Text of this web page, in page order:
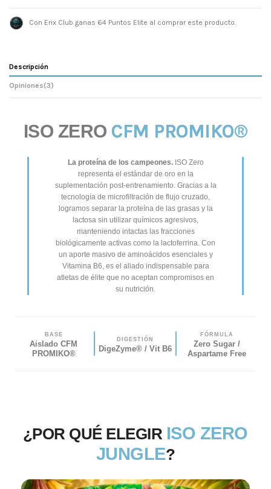
Con Erix Club ganas 64 Puntos Elite al comprar este producto.
Descripción
Opiniones(3)
ISO ZERO CFM PROMIKO®
La proteína de los campeones.ISO Zero
representa el estándar de oro en la
suplementación post-entrenamiento. Gracias a la
tecnología de microfiltración de flujo cruzado,
logramos separar la proteína de las grasas y la
lactosa sin utilizar químicos agresivos,
manteniendo intactas las fracciones
biológicamente activas como la lactoferrina. Con
un aporte masivo de aminoácidos esenciales y
Vitamina B6, es el aliado indispensable para
atletas de élite que no aceptan compromisos en
su nutrición.
BASE
Aislado CFM
PROMIKO®
DIGESTIÓN
DigeZyme® / Vit B6
FÓRMULA
Zero Sugar /
Aspartame Free
¿POR QUÉ ELEGIR ISO ZERO
JUNGLE?